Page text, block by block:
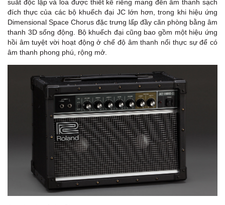
suất độc lập và loa được thiết kế riêng mang đến âm thanh sạch
đích thực của các bộ khuếch đại JC lớn hơn, trong khi hiệu ứng
Dimensional Space Chorus đặc trưng lấp đầy căn phòng bằng âm
thanh 3D sống động. Bộ khuếch đại cũng bao gồm một hiệu ứng
hồi âm tuyệt vời hoạt động ở chế độ âm thanh nổi thực sự để có
âm thanh phong phú, rộng mở.